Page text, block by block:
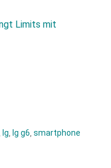
Limits mit
lg lg g6 ,smartphone